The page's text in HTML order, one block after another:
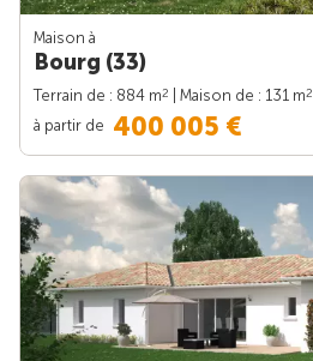
Maison à
Bourg (33)
Terrain de : 884 m2 | Maison de : 131 m2
à partir de 400 005 €